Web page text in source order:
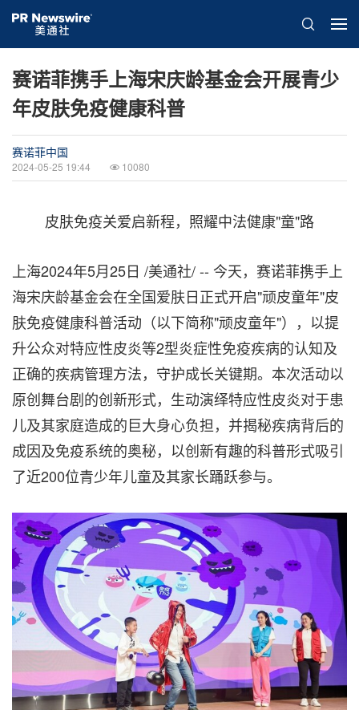
赛诺菲携手上海宋庆龄基金会开展青少
年皮肤免疫健康科普
赛诺菲中国
2024-05-25 19:44 10080
皮肤免疫关爱启新程，照耀中法健康"童"路
上海2024年5月25日 /美通社/ -- 今天，赛诺菲携手上
海宋庆龄基金会在全国爱肤日正式开启"顽皮童年"皮
肤免疫健康科普活动（以下简称"顽皮童年"），以提
升公众对特应性皮炎等2型炎症性免疫疾病的认知及
正确的疾病管理方法，守护成长关键期。本次活动以
原创舞台剧的创新形式，生动演绎特应性皮炎对于患
儿及其家庭造成的巨大身心负担，并揭秘疾病背后的
成因及免疫系统的奥秘，以创新有趣的科普形式吸引
了近200位青少年儿童及其家长踊跃参与。